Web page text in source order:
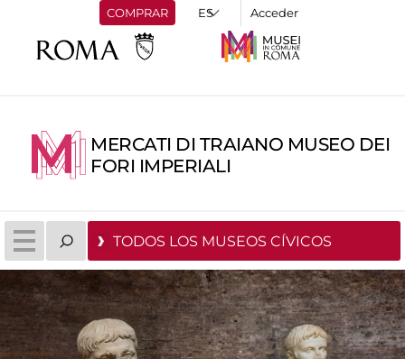
COMPRAR Acceder
MERCATI DI TRAIANO MUSEO DEI
FORI IMPERIALI
TODOS LOS MUSEOS CÍVICOS